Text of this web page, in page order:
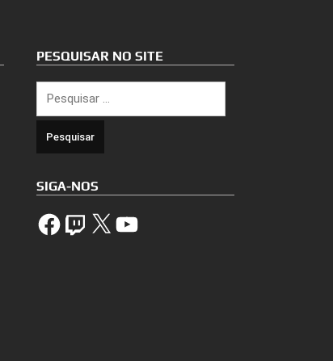
PESQUISAR NO SITE
por:
SIGA-NOS
FacebookTwitch X YouTube